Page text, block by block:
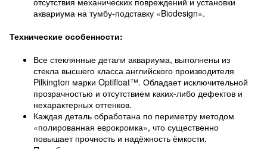
аквариума на тумбу-подставку «Biodesign».
Технические особенности:
Все стеклянные детали аквариума, выполнены из
стекла высшего класса английского производителя
Pilkington марки Optifloat™. Обладает исключительной
прозрачностью и отсутствием каких-либо дефектов и
нехарактерных оттенков.
Каждая деталь обработана по периметру методом
«полированная еврокромка», что существенно
повышает прочность и надёжность ёмкости.